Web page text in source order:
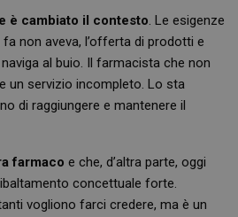
è cambiato il contesto. Le esigenze
non aveva, l’offerta di prodotti e
al buio. Il farmacista che non
un servizio incompleto. Lo sta
di raggiungere e mantenere il
farmaco e che, d’altra parte, oggi
concettuale forte.
vogliono farci credere, ma è un